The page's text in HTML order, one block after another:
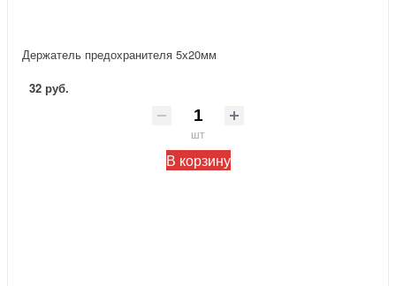
Держатель предохранителя 5х20мм
32 руб.
шт
В корзину